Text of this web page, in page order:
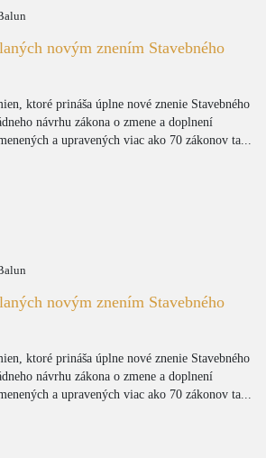
novým znením Stavebného
ktoré prináša úplne nové znenie Stavebného
návrhu zákona o zmene a doplnení
a upravených viac ako 70 zákonov ta...
novým znením Stavebného
ktoré prináša úplne nové znenie Stavebného
návrhu zákona o zmene a doplnení
a upravených viac ako 70 zákonov ta...